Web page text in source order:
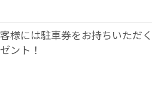
様には駐車券をお持ちいただ
ント！